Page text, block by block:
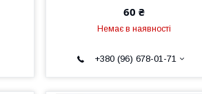
60 ₴
Немає в наявності
+380 (96) 678-01-71